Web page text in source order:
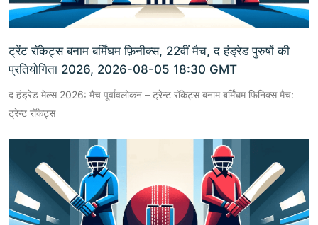
ट्रेंट रॉकेट्स बनाम बर्मिंघम फ़िनीक्स, 22वीं मैच, द हंड्रेड पुरुषों की
प्रतियोगिता 2026, 2026-08-05 18:30 GMT
द हंड्रेड मेल्स 2026: मैच पूर्वावलोकन – ट्रेन्ट रॉकेट्स बनाम बर्मिंघम फिनिक्स मैच:
ट्रेन्ट रॉकेट्स